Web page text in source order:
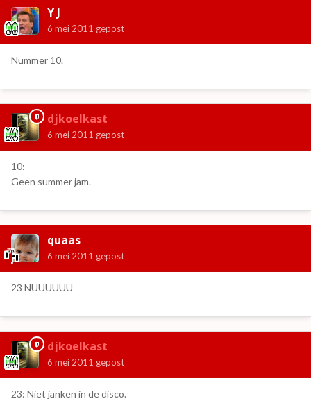
Y J
6 mei 2011 gepost
Nummer 10.
djkoelkast
6 mei 2011 gepost
10:
Geen summer jam.
quaas
6 mei 2011 gepost
23 NUUUUUU
djkoelkast
6 mei 2011 gepost
23: Niet janken in de disco.